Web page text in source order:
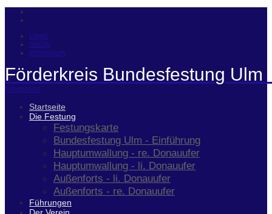
Login
Suche
Impressum
Förderkreis Bundesfestung Ulm
Navigation
Startseite
Die Festung
Festungskarte
Bundesfestung Ulm - Einführung
Hauptumwallung - re. Donauufer
Hauptumwallung - li. Donauufer
Außenforts - li. Donauufer
Außenforts - re. Donauufer
Führungen